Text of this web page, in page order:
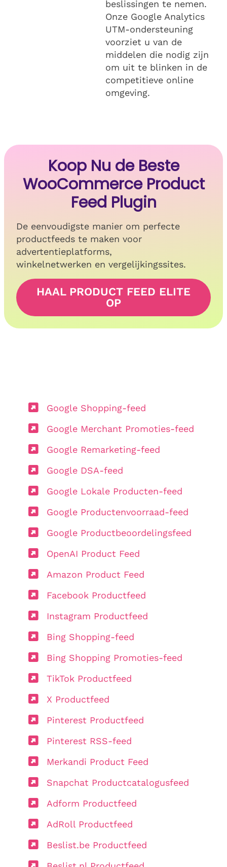
beslissingen te nemen.
Onze Google Analytics
UTM-ondersteuning
voorziet u van de
middelen die nodig zijn
om uit te blinken in de
competitieve online
omgeving.
Koop Nu de Beste
WooCommerce Product
Feed Plugin
De eenvoudigste manier om perfecte
productfeeds te maken voor
advertentieplatforms,
winkelnetwerken en vergelijkingssites.
HAAL PRODUCT FEED ELITE
OP
Google Shopping-feed
Google Merchant Promoties-feed
Google Remarketing-feed
Google DSA-feed
Google Lokale Producten-feed
Google Productenvoorraad-feed
Google Productbeoordelingsfeed
OpenAI Product Feed
Amazon Product Feed
Facebook Productfeed
Instagram Productfeed
Bing Shopping-feed
Bing Shopping Promoties-feed
TikTok Productfeed
X Productfeed
Pinterest Productfeed
Pinterest RSS-feed
Merkandi Product Feed
Snapchat Productcatalogusfeed
Adform Productfeed
AdRoll Productfeed
Beslist.be Productfeed